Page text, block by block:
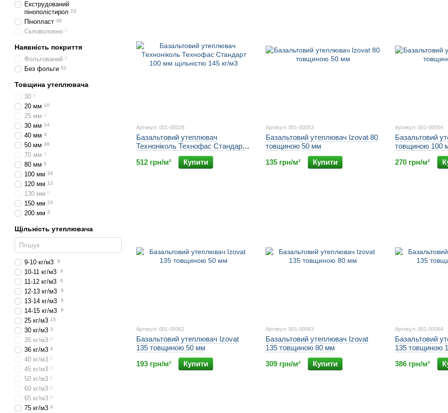
Артикул: 001-00028
Базальтовий утеплювач
Техноніколь Технофас Стандарт
100 мм щільністю 145 кг/м3
512 грн/м²
Купити
Артикул: 001-00053
Базальтовий утеплювач Izovat 80
товщиною 50 мм
135 грн/м²
Купити
Артикул: 001-00054
Базальтовий
товщиною 100
270 грн/м²
Артикул: 001-00062
Базальтовий утеплювач Izovat
135 товщиною 50 мм
193 грн/м²
Купити
Артикул: 001-00063
Базальтовий утеплювач Izovat
135 товщиною 80 мм
309 грн/м²
Купити
Артикул: 001-00064
Базальтовий
135 товщиною
386 грн/м²
Екструдований
пінополістирол 23
Пінопласт 36
Скловолокно 0
Наявність покриття
Фольгований 0
Без фольги 51
Товщина утеплювача
30 0
20 мм 10
25 мм 0
30 мм 14
40 мм 4
50 мм 38
70 мм 0
80 мм 5
100 мм 34
120 мм 12
130 мм 0
150 мм 23
200 мм 3
Щільність утеплювача
9-10 кг/м3 6
10-11 кг/м3 6
11-12 кг/м3 6
12-13 кг/м3 6
13-14 кг/м3 6
14-15 кг/м3 6
25 кг/м3 15
30 кг/м3 3
35 кг/м3 0
36 кг/м3 4
40 кг/м3 0
45 кг/м3 0
50 кг/м3 0
60 кг/м3 0
65 кг/м3 0
75 кг/м3 4